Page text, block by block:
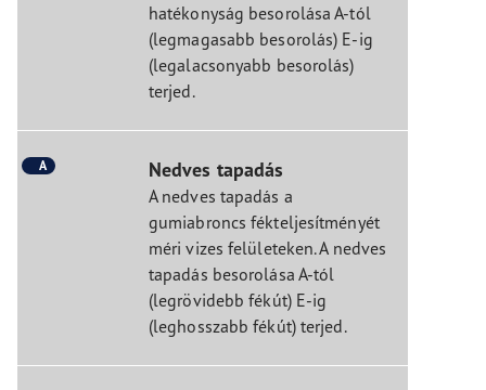
hatékonyság besorolása A-tól
(legmagasabb besorolás) E-ig
(legalacsonyabb besorolás)
terjed.
A Nedves tapadás
A nedves tapadás a
gumiabroncs fékteljesítményét
méri vizes felületeken. A nedves
tapadás besorolása A-tól
(legrövidebb fékút) E-ig
(leghosszabb fékút) terjed.